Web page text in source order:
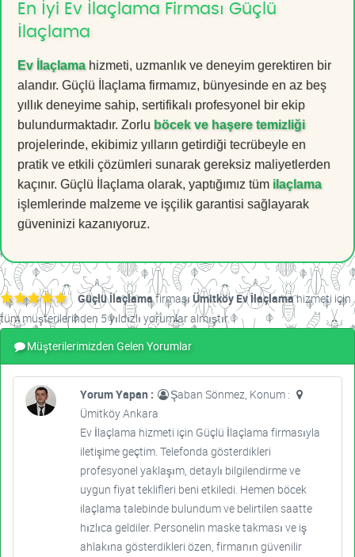
En İyi Ev İlaçlama Firması Güçlü
İlaçlama
Ev İlaçlamahizmeti, uzmanlık ve deneyim gerektiren bir
alandır. Güçlü İlaçlama firmamız, bünyesinde en az beş
yıllık deneyime sahip, sertifikalı profesyonel bir ekip
bulundurmaktadır. Zorlu böcek ve haşere temizliği
projelerinde, ekibimiz yılların getirdiği tecrübeyle en
pratik ve etkili çözümleri sunarak gereksiz maliyetlerden
kaçınır. Güçlü İlaçlama olarak, yaptığımız tüm ilaçlama
işlemlerinde malzeme ve işçilik garantisi sağlayarak
güveninizi kazanıyoruz.
Güçlü İlaçlamafirması Ümitköy Ev İlaçlamahizmeti için
tüm müşterilerinden 5 yıldızlı yorumlar almıştır.
Müşterilerimizden Gelen Yorumlar
Yorum Yapan :
Şaban Sönmez, Konum :
Ümitköy Ankara
Ev İlaçlama hizmeti için Güçlü İlaçlama firmasıyla
iletişime geçtim. Telefonda gösterdikleri
profesyonel yaklaşım, detaylı bilgilendirme ve
uygun fiyat teklifleri beni etkiledi. Hemen böcek
ilaçlama talebinde bulundum ve belirtilen saatte
hızlıca geldiler. Personelin maske takması ve iş
ahlakına gösterdikleri özen, firmanın güvenilir